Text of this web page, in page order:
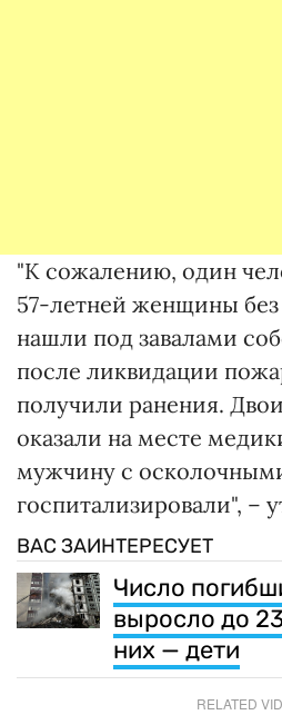
"К сожалению, один
57-летней женщины
нашли под завалами
после ликвидации
получили ранения.
оказали на месте
мужчину с
госпитализировали", –
ВАС ЗАИНТЕРЕСУЕТ
Число
выросло до
них — дети
RELATED